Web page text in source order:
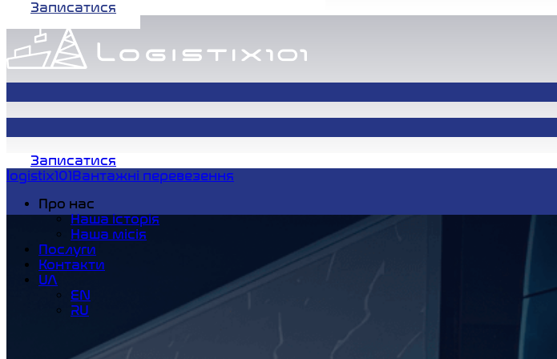
Записатися
Записатися
logistix101Вантажні перевезення
Про нас
Наша історія
Наша місія
Послуги
Контакти
UA
EN
RU